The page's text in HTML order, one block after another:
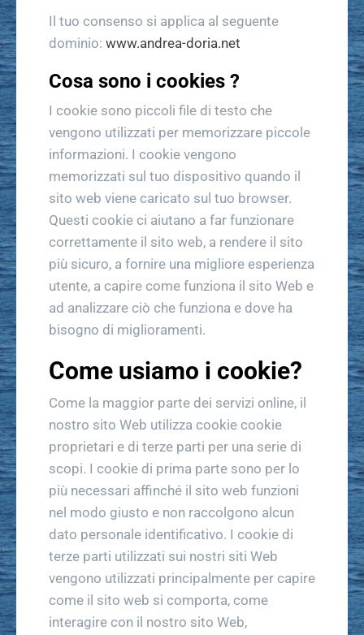
Il tuo consenso si applica al seguente
dominio: www.andrea-doria.net
Cosa sono i cookies ?
I cookie sono piccoli file di testo che
vengono utilizzati per memorizzare piccole
informazioni. I cookie vengono
memorizzati sul tuo dispositivo quando il
sito web viene caricato sul tuo browser.
Questi cookie ci aiutano a far funzionare
correttamente il sito web, a rendere il sito
più sicuro, a fornire una migliore esperienza
utente, a capire come funziona il sito Web e
ad analizzare ciò che funziona e dove ha
bisogno di miglioramenti.
Come usiamo i cookie?
Come la maggior parte dei servizi online, il
nostro sito Web utilizza cookie cookie
proprietari e di terze parti per una serie di
scopi. I cookie di prima parte sono per lo
più necessari affinché il sito web funzioni
nel modo giusto e non raccolgono alcun
dato personale identificativo. I cookie di
terze parti utilizzati sui nostri siti Web
vengono utilizzati principalmente per capire
come il sito web si comporta, come
interagire con il nostro sito Web,